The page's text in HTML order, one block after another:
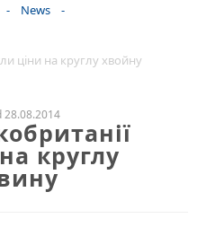
- News -
ціни на круглу хвойну
28.08.2014
круглу